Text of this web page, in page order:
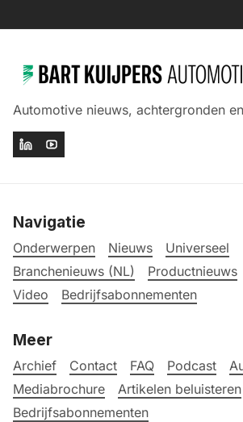
Automotive nieuws, achtergronden
Navigatie
Onderwerpen Nieuws
Universeel
Branchenieuws (NL)
Productnieuws
Video
Bedrijfsabonnementen
Meer
Archief Contact FAQ Podcast
Mediabrochure
Artikelen beluisteren
Bedrijfsabonnementen